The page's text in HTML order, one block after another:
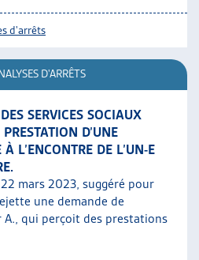
d'arrêts
D'ARRÊTS
SERVICES SOCIAUX
D’UNE
L’ENCONTRE DE L’UN-E
mars 2023, suggéré pour
une demande de
qui perçoit des prestations